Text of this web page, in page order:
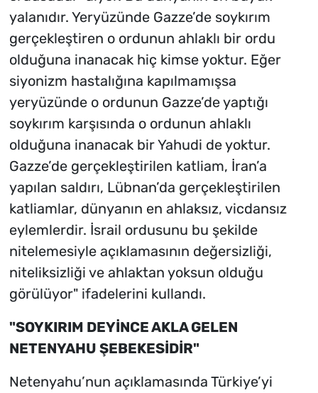
yalanıdır. Yeryüzünde Gazze’de soykırım
gerçekleştiren o ordunun ahlaklı bir ordu
olduğuna inanacak hiç kimse yoktur. Eğer
siyonizm hastalığına kapılmamışsa
yeryüzünde o ordunun Gazze’de yaptığı
soykırım karşısında o ordunun ahlaklı
olduğuna inanacak bir Yahudi de yoktur.
Gazze’de gerçekleştirilen katliam, İran’a
yapılan saldırı, Lübnan’da gerçekleştirilen
katliamlar, dünyanın en ahlaksız, vicdansız
eylemlerdir. İsrail ordusunu bu şekilde
nitelemesiyle açıklamasının değersizliği,
niteliksizliği ve ahlaktan yoksun olduğu
görülüyor" ifadelerini kullandı.
"SOYKIRIM DEYİNCE AKLA GELEN
NETENYAHU ŞEBEKESİDİR"
Netenyahu’nun açıklamasında Türkiye’yi